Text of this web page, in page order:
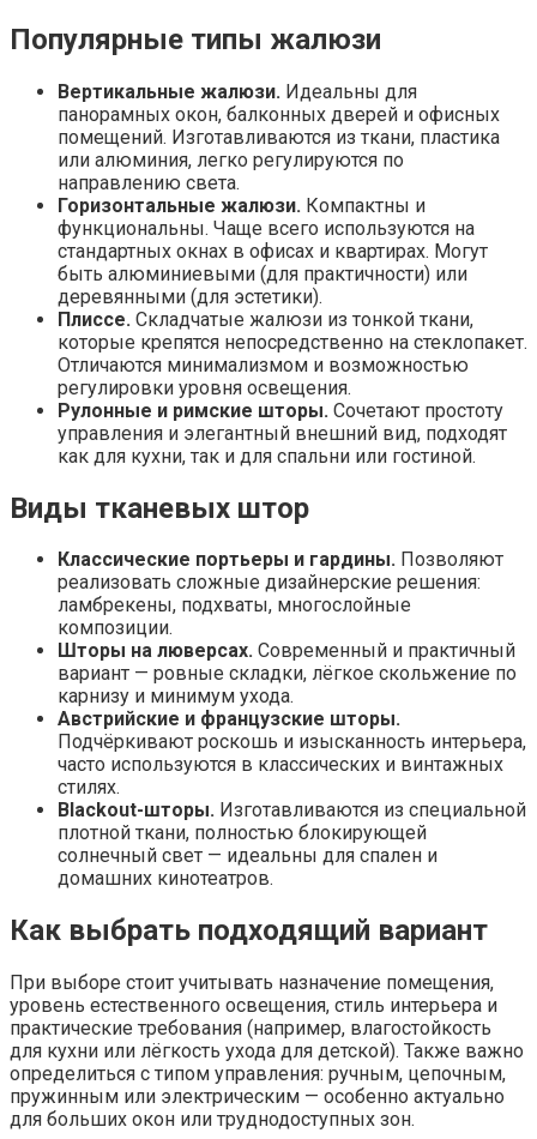
Популярные типы жалюзи
Вертикальные жалюзи. Идеальны для
панорамных окон, балконных дверей и офисных
помещений. Изготавливаются из ткани, пластика
или алюминия, легко регулируются по
направлению света.
Горизонтальные жалюзи. Компактны и
функциональны. Чаще всего используются на
стандартных окнах в офисах и квартирах. Могут
быть алюминиевыми (для практичности) или
деревянными (для эстетики).
Плиссе. Складчатые жалюзи из тонкой ткани,
которые крепятся непосредственно на стеклопакет.
Отличаются минимализмом и возможностью
регулировки уровня освещения.
Рулонные и римские шторы. Сочетают простоту
управления и элегантный внешний вид, подходят
как для кухни, так и для спальни или гостиной.
Виды тканевых штор
Классические портьеры и гардины. Позволяют
реализовать сложные дизайнерские решения:
ламбрекены, подхваты, многослойные
композиции.
Шторы на люверсах. Современный и практичный
вариант — ровные складки, лёгкое скольжение по
карнизу и минимум ухода.
Австрийские и французские шторы.
Подчёркивают роскошь и изысканность интерьера,
часто используются в классических и винтажных
стилях.
Blackout-шторы. Изготавливаются из специальной
плотной ткани, полностью блокирующей
солнечный свет — идеальны для спален и
домашних кинотеатров.
Как выбрать подходящий вариант
При выборе стоит учитывать назначение помещения,
уровень естественного освещения, стиль интерьера и
практические требования (например, влагостойкость
для кухни или лёгкость ухода для детской). Также важно
определиться с типом управления: ручным, цепочным,
пружинным или электрическим — особенно актуально
для больших окон или труднодоступных зон.